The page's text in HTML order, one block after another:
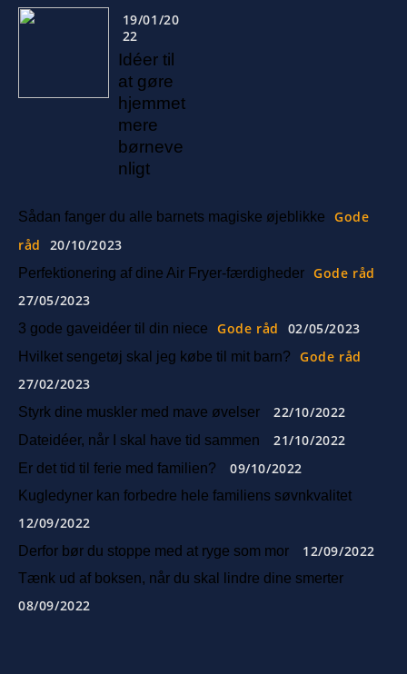
19/01/20
22
Idéer til
at gøre
hjemmet
mere
børneve
nligt
Sådan fanger du alle barnets magiske øjeblikke
Gode
råd
20/10/2023
Perfektionering af dine Air Fryer-færdigheder Gode råd
27/05/2023
3 gode gaveidéer til din niece Gode råd 02/05/2023
Hvilket sengetøj skal jeg købe til mit barn?
Gode råd
27/02/2023
Styrk dine muskler med mave øvelser 22/10/2022
Dateidéer, når I skal have tid sammen 21/10/2022
Er det tid til ferie med familien? 09/10/2022
Kugledyner kan forbedre hele familiens søvnkvalitet
12/09/2022
Derfor bør du stoppe med at ryge som mor 12/09/2022
Tænk ud af boksen, når du skal lindre dine smerter
08/09/2022